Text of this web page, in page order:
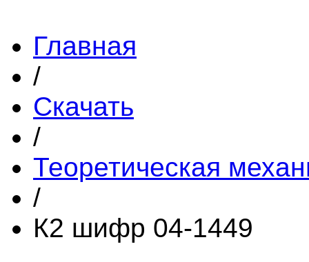
Главная
/
Скачать
/
Теоретическая
/
К2 шифр 04-1449